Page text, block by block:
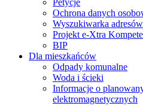
Ochrona danych
Wyszukiwarka adresów
Projekt e-Xtra
BIP
Dla mieszkańców
Odpady komunalne
Woda i ścieki
Informacje o
elektromagnetycznych